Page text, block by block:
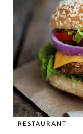
RESTAURANT